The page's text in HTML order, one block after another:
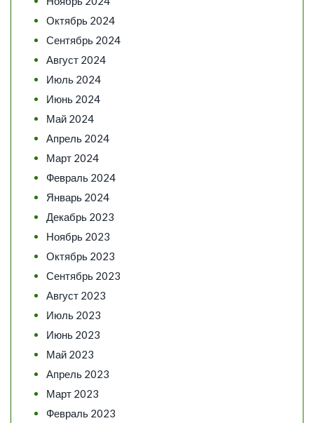
Октябрь 2024
Сентябрь 2024
Август 2024
Июль 2024
Июнь 2024
Май 2024
Апрель 2024
Март 2024
Февраль 2024
Январь 2024
Декабрь 2023
Ноябрь 2023
Октябрь 2023
Сентябрь 2023
Август 2023
Июль 2023
Июнь 2023
Май 2023
Апрель 2023
Март 2023
Февраль 2023